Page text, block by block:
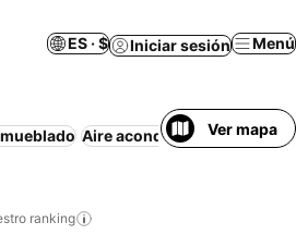
ES · $ Iniciar sesión Menú
Aire acondicionado Piscina
Ver mapa
ranking